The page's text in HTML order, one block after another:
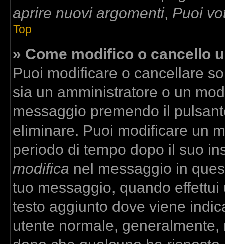
aprire nuovi argomenti, Puoi
Top
» Come modifico o cancello
Puoi modificare o cancellare
sia un amministratore o un
messaggio premendo il
eliminare. Puoi modificare un
periodo di tempo dopo il suo
modifica nel messaggio in
tuo messaggio, quando
testo aggiunto dove viene
utente normale,